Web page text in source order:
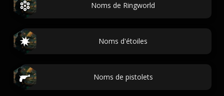
Noms de Ringworld
Noms d'étoiles
Noms de pistolets